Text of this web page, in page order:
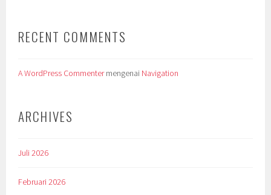
RECENT COMMENTS
A WordPress Commentermengenai Navigation
ARCHIVES
Juli 2026
Februari 2026